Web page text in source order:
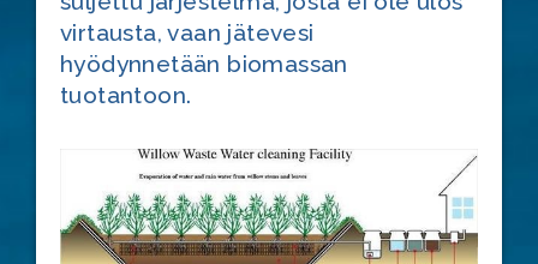
virtausta, vaan jätevesi
hyödynnetään biomassan
tuotantoon.